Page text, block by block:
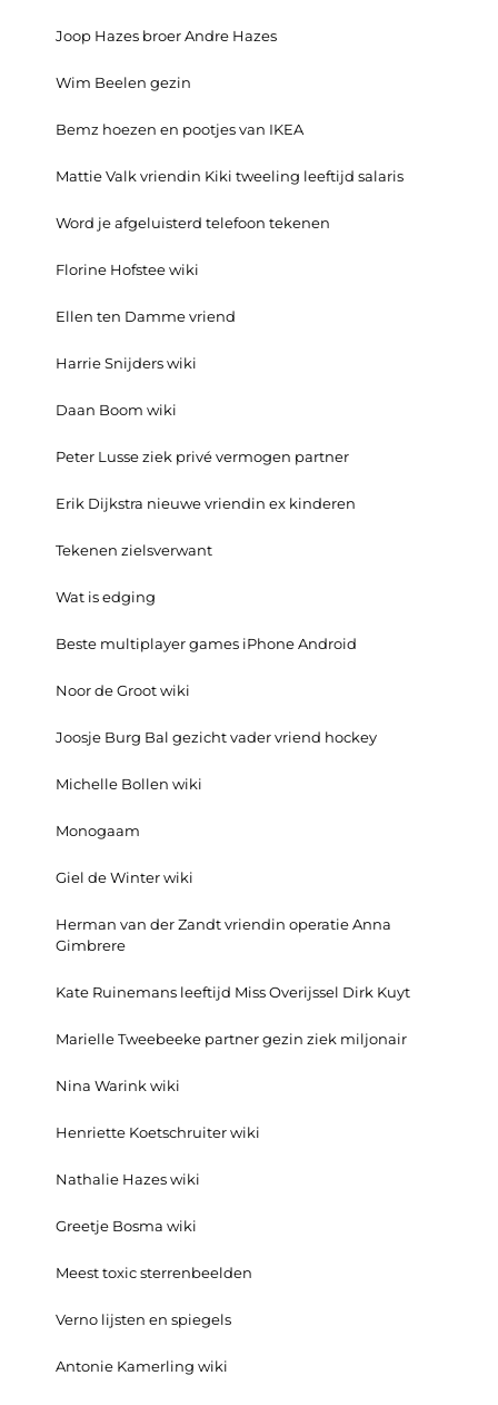
Joop Hazes broer Andre Hazes
Wim Beelen gezin
Bemz hoezen en pootjes van IKEA
Mattie Valk vriendin Kiki tweeling leeftijd salaris
Word je afgeluisterd telefoon tekenen
Florine Hofstee wiki
Ellen ten Damme vriend
Harrie Snijders wiki
Daan Boom wiki
Peter Lusse ziek privé vermogen partner
Erik Dijkstra nieuwe vriendin ex kinderen
Tekenen zielsverwant
Wat is edging
Beste multiplayer games iPhone Android
Noor de Groot wiki
Joosje Burg Bal gezicht vader vriend hockey
Michelle Bollen wiki
Monogaam
Giel de Winter wiki
Herman van der Zandt vriendin operatie Anna
Gimbrere
Kate Ruinemans leeftijd Miss Overijssel Dirk Kuyt
Marielle Tweebeeke partner gezin ziek miljonair
Nina Warink wiki
Henriette Koetschruiter wiki
Nathalie Hazes wiki
Greetje Bosma wiki
Meest toxic sterrenbeelden
Verno lijsten en spiegels
Antonie Kamerling wiki